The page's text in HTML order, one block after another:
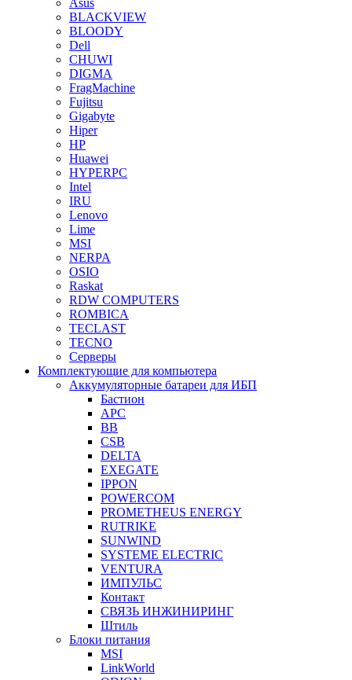
Asus
BLACKVIEW
BLOODY
Dell
CHUWI
DIGMA
FragMachine
Fujitsu
Gigabyte
Hiper
HP
Huawei
HYPERPC
Intel
IRU
Lenovo
Lime
MSI
NERPA
OSIO
Raskat
RDW COMPUTERS
ROMBICA
TECLAST
TECNO
Серверы
Комплектующие для компьютера
Аккумуляторные батареи для ИБП
Бастион
APC
BB
CSB
DELTA
EXEGATE
IPPON
POWERCOM
PROMETHEUS ENERGY
RUTRIKE
SUNWIND
SYSTEME ELECTRIC
VENTURA
ИМПУЛЬС
Контакт
СВЯЗЬ ИНЖИНИРИНГ
Штиль
Блоки питания
MSI
LinkWorld